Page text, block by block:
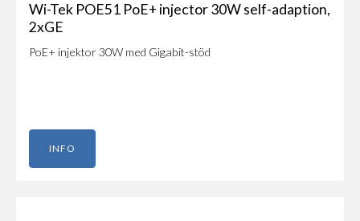
Wi-Tek POE51 PoE+ injector 30W self-adaption,
2xGE
PoE+ injektor 30W med Gigabit-stöd
INFO